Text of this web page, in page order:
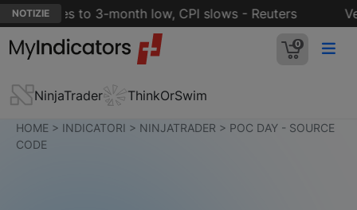
NOTIZIE
eases to 3-month low, CPI slows - Reuters
0
NinjaTrader ThinkOrSwim
HOME > INDICATORI > NINJATRADER > POC DAY - SOURCE
CODE